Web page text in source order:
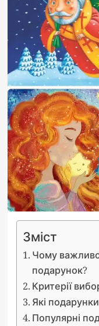
Зміст
Чому
подарунок?
Критерії
Які
Популярні